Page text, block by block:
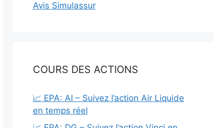
Avis Simulassur
COURS DES ACTIONS
📈 EPA: AI – Suivez l’action Air Liquide
en temps réel